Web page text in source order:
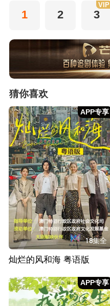
1 2 3
VIP
猜你喜欢
APP专享
18集全
灿烂的风和海 粤语版
APP专享